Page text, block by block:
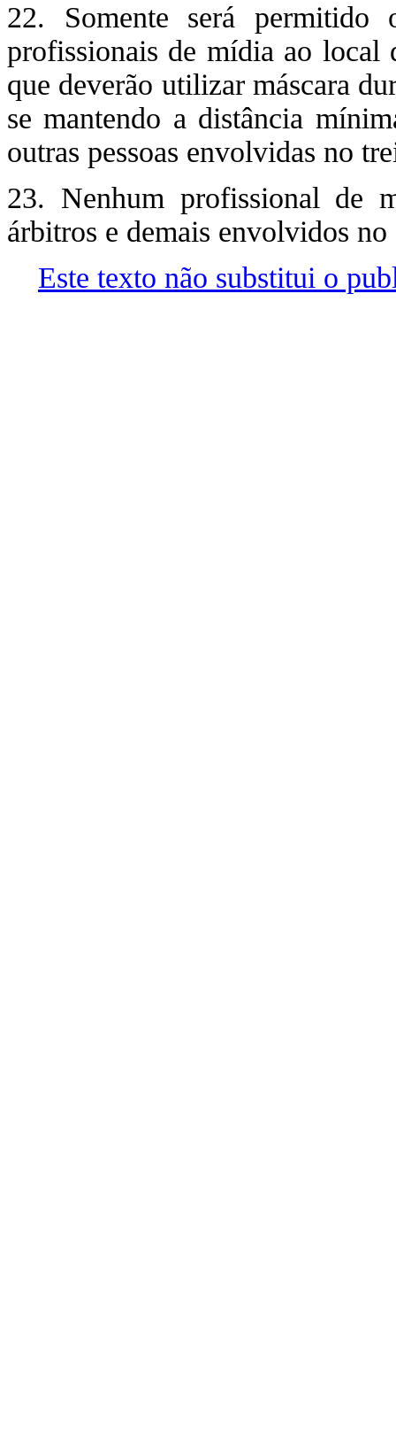
22. Somente será
profissionais de mídia ao local
que deverão utilizar máscara
se mantendo a distância
outras pessoas envolvidas no
23. Nenhum profissional de
árbitros e demais envolvidos no
Este texto não substitui o